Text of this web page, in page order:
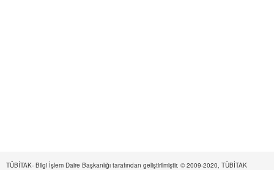
TÜBİTAK- Bilgi İşlem Daire Başkanlığı tarafından geliştirilmiştir. © 2009-2020, TÜBİTAK